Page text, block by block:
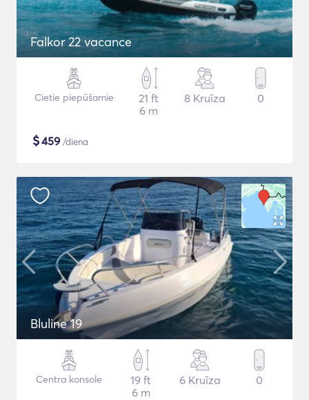
Falkor 22 vacance
Cietie piepūšamie
21 ft
6 m
8 Kruīza 0
$459 /diena
Bluline 19
Centra konsole
19 ft
6 m
6 Kruīza 0